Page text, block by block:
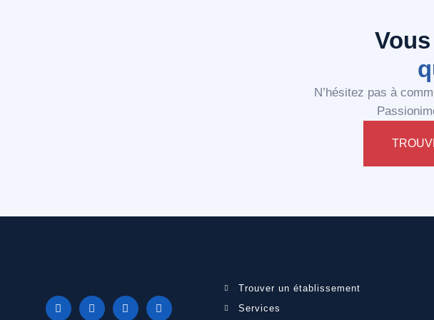
N’hésitez pas à
Trouver un établissement
Services